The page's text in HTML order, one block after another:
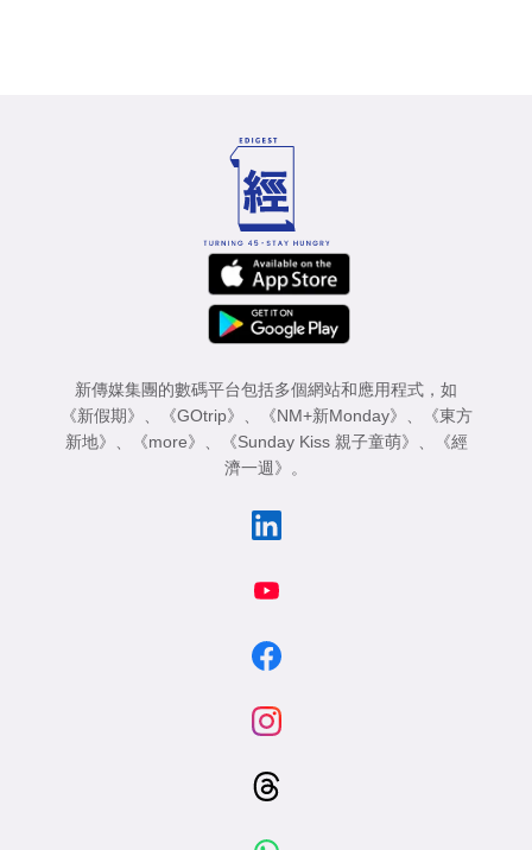
新傳媒集團的數碼平台包括多個網站和應用程式，如
《新假期》
《GOtrip》 《NM+新Monday》
《東方
新地》
《more》 《Sunday Kiss 親子童萌》
《經
濟一週》
。